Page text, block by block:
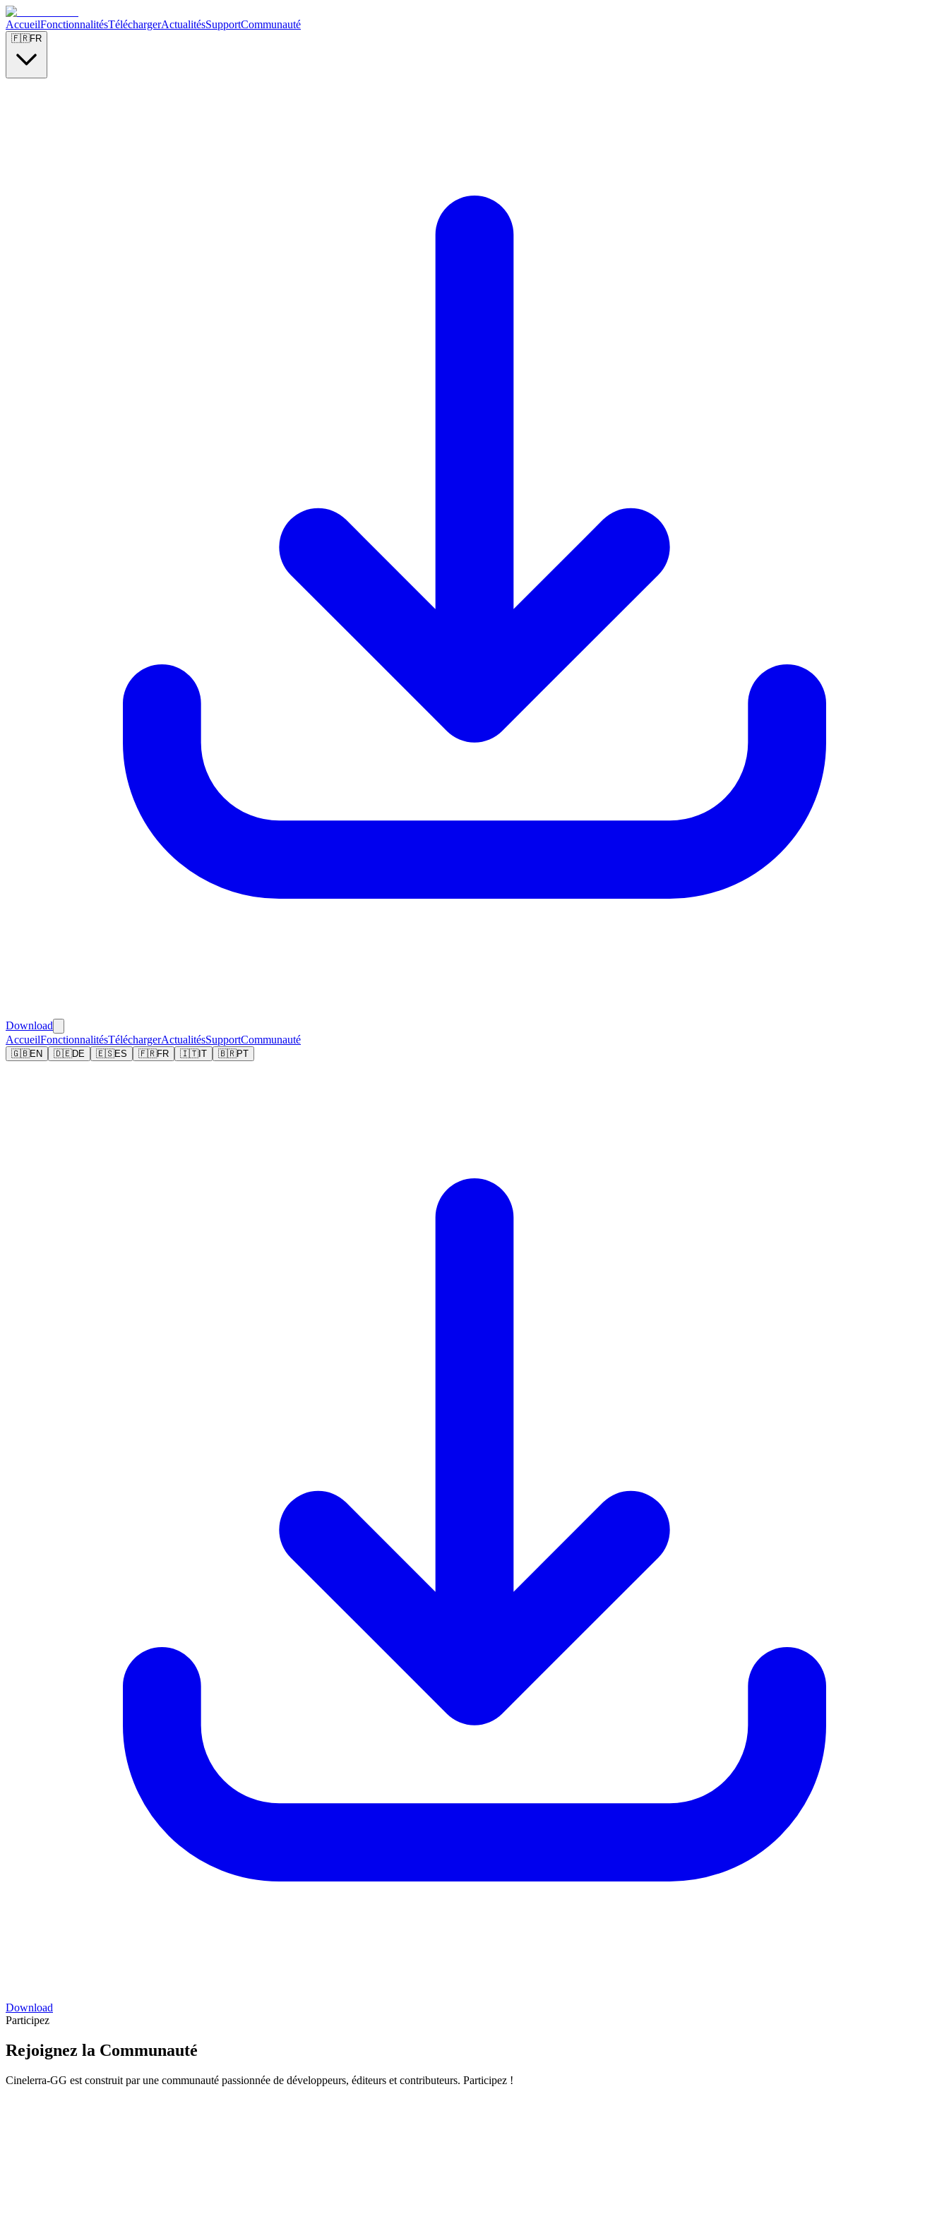
AccueilFonctionnalitésTéléchargerActualitésSupportCommunauté
🇫🇷FR
Download
AccueilFonctionnalitésTéléchargerActualitésSupportCommunauté
🇬🇧EN 🇩🇪DE 🇪🇸ES 🇫🇷FR 🇮🇹IT 🇧🇷PT
Download
Participez
Rejoignez la Communauté
Cinelerra-GG est construit par une communauté passionnée de développeurs, éditeurs et contributeurs. Participez !